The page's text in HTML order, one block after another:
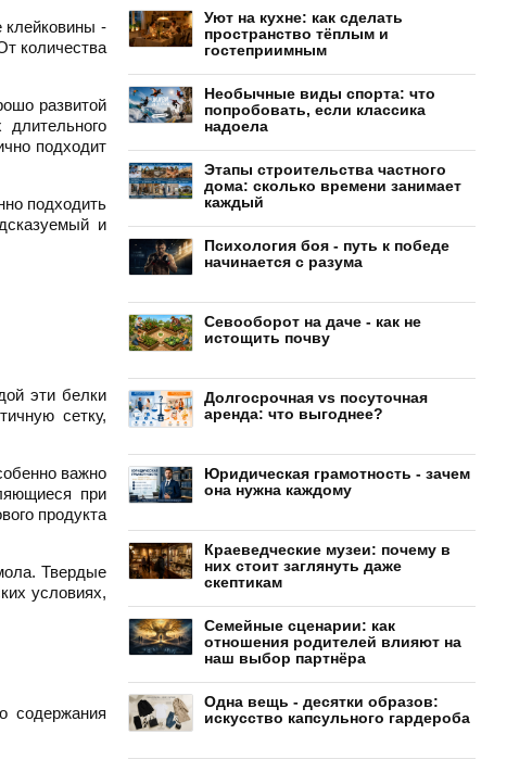
клейковины -
количества
развитой
подходит
подходить
и
эти белки
сетку,
важно
при
продукта
Твердые
условиях,
содержания
Уют на кухне: как сделать
пространство тёплым и
гостеприимным
Необычные виды спорта: что
попробовать, если классика
надоела
Этапы строительства частного
дома: сколько времени занимает
каждый
Психология боя - путь к победе
начинается с разума
Севооборот на даче - как не
истощить почву
Долгосрочная vs посуточная
аренда: что выгоднее?
Юридическая грамотность - зачем
она нужна каждому
Краеведческие музеи: почему в
них стоит заглянуть даже
скептикам
Семейные сценарии: как
отношения родителей влияют на
наш выбор партнёра
Одна вещь - десятки образов:
искусство капсульного гардероба